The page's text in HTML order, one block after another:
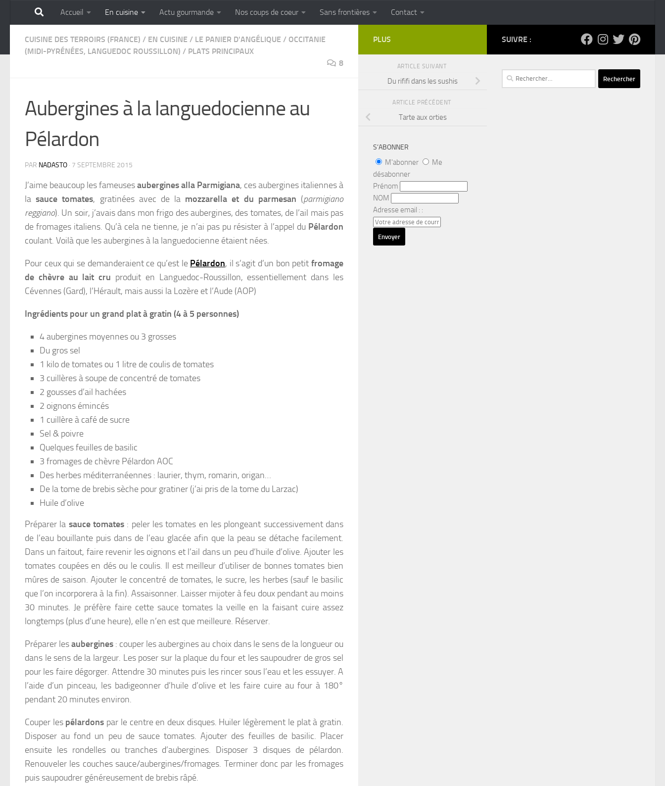
Skip to content
GOURMANDISE SANS FRONTIERES Cuisine populaire des terroirs
Accueil En cuisine Actu gourmande Nos coups de coeur Sans frontières Contact
CUISINE DES TERROIRS (FRANCE) / EN CUISINE / LE PANIER D'ANGÉLIQUE / OCCITANIE
(MIDI-PYRÉNÉES, LANGUEDOC ROUSSILLON) / PLATS PRINCIPAUX
8
Aubergines à la languedocienne au
Pélardon
PAR NADASTO · 7 SEPTEMBRE 2015
J’aime beaucoup les fameusesaubergines alla Parmigiana, ces aubergines italiennes à
lasauce tomates, gratinées avec de la mozzarella et du parmesan (parmigiano
reggiano). Un soir, j’avais dans mon frigo des aubergines, des tomates, de l’ail mais pas
de fromages italiens. Qu’à cela ne tienne, je n’ai pas pu résister à l’appel du Pélardon
coulant. Voilà que les aubergines à la languedocienne étaient nées.
Pour ceux qui se demanderaient ce qu’est le Pélardon, il s’agit d’un bon petitfromage
de chèvre au lait cru produit en Languedoc-Roussillon, essentiellement dans les
Cévennes (Gard), l’Hérault, mais aussi la Lozère et l’Aude (AOP)
Ingrédients pour un grand plat à gratin (4 à 5 personnes)
4 aubergines moyennes ou 3 grosses
Du gros sel
1 kilo de tomates ou 1 litre de coulis de tomates
3 cuillères à soupe de concentré de tomates
2 gousses d’ail hachées
2 oignons émincés
1 cuillère à café de sucre
Sel & poivre
Quelques feuilles de basilic
3 fromages de chèvre Pélardon AOC
Des herbes méditerranéennes : laurier, thym, romarin, origan…
De la tome de brebis sèche pour gratiner (j’ai pris de la tome du Larzac)
Huile d’olive
Préparer la sauce tomates : peler les tomates en les plongeant successivement dans
de l’eau bouillante puis dans de l’eau glacée afin que la peau se détache facilement.
Dans un faitout, faire revenir les oignons et l’ail dans un peu d’huile d’olive. Ajouter les
tomates coupées en dés ou le coulis. Il est meilleur d’utiliser de bonnes tomates bien
mûres de saison. Ajouter le concentré de tomates, le sucre, les herbes (sauf le basilic
que l’on incorporera à la fin). Assaisonner. Laisser mijoter à feu doux pendant au moins
30 minutes. Je préfère faire cette sauce tomates la veille en la faisant cuire assez
longtemps (plus d’une heure), elle n’en est que meilleure. Réserver.
Préparer lesaubergines : couper les aubergines au choix dans le sens de la longueur ou
dans le sens de la largeur. Les poser sur la plaque du four et les saupoudrer de gros sel
pour les faire dégorger. Attendre 30 minutes puis les rincer sous l’eau et les essuyer. A
l’aide d’un pinceau, les badigeonner d’huile d’olive et les faire cuire au four à 180°
pendant 20 minutes environ.
Couper les pélardons par le centre en deux disques. Huiler légèrement le plat à gratin.
Disposer au fond un peu de sauce tomates. Ajouter des feuilles de basilic. Placer
ensuite les rondelles ou tranches d’aubergines. Disposer 3 disques de pélardon.
Renouveler les couches sauce/aubergines/fromages. Terminer donc par les fromages
puis saupoudrer généreusement de brebis râpé.
SUIVRE :
Rechercher :
PLUS
ARTICLE SUIVANT
Du rififi dans les sushis
ARTICLE PRÉCÉDENT
Tarte aux orties
S’ABONNER
M'abonner
Me
désabonner
Prénom
NOM
Adresse email : :